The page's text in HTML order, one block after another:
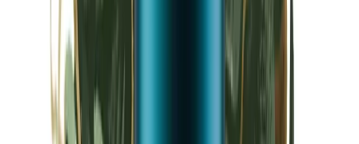
Kapseln